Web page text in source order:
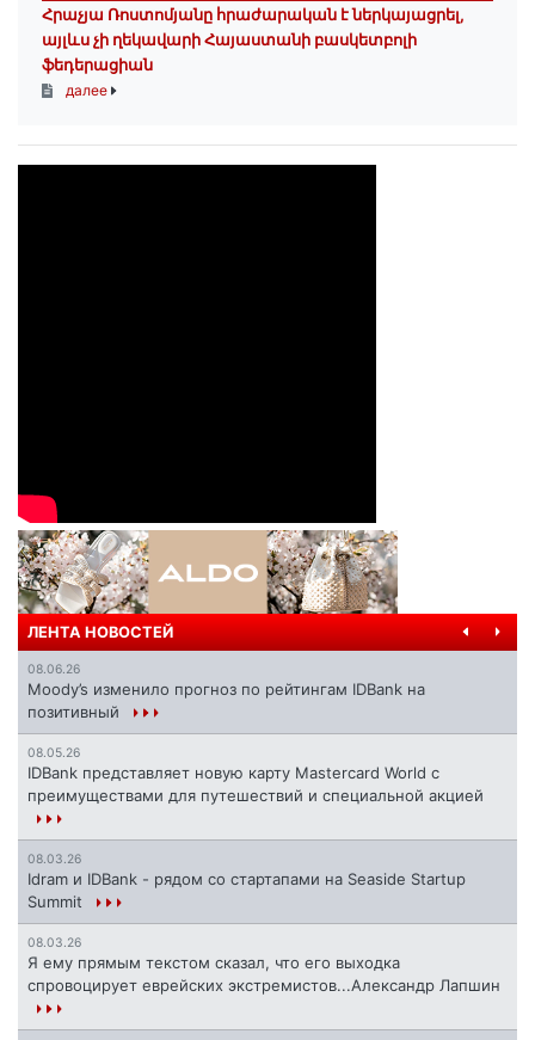
Հրաչյա Ռոստոմյանը հրաժարական է ներկայացրել,
այլևս չի ղեկավարի Հայաստանի բասկետբոլի
ֆեդերացիան
далее
ЛЕНТА НОВОСТЕЙ
08.06.26
Moody’s изменило прогноз по рейтингам IDBank на
позитивный
08.05.26
IDBank представляет новую карту Mastercard World с
преимуществами для путешествий и специальной акцией
08.03.26
Idram и IDBank - рядом со стартапами на Seaside Startup
Summit
08.03.26
Я ему прямым текстом сказал, что его выходка
спровоцирует еврейских экстремистов...Александр Лапшин